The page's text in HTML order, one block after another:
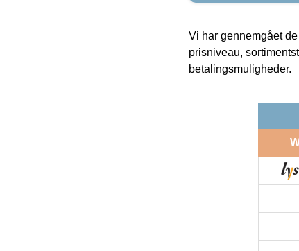
Vi har gennemgået
prisniveau,
betalingsmuligheder.